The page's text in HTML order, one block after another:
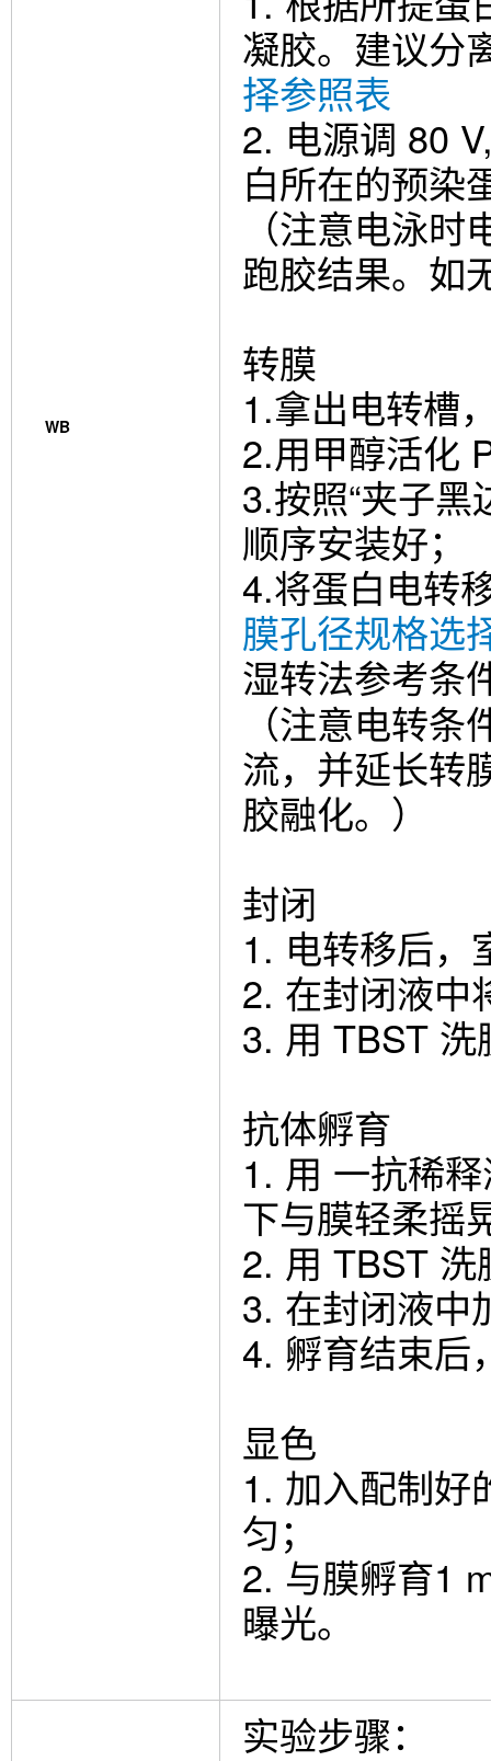
WB
凝胶。建议分
择参照表
2. 电源调 80
白所在的预染
（注意电泳
跑胶结果。如
转膜
1.拿出电转槽
2.用甲醇活化
3.按照“夹子
顺序安装好；
4.将蛋白电转
膜孔径规格选
湿转法参考条
（注意电转
流，并延长转
胶融化。）
封闭
1. 电转移后，
2. 在封闭液中
3. 用 TBST
抗体孵育
1. 用 一抗稀
下与膜轻柔摇
2. 用 TBST
3. 在封闭液中
4. 孵育结束后
显色
1. 加入配制好
匀；
2. 与膜孵育1
曝光。
实验步骤：